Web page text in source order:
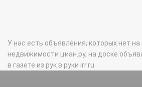
У нас есть объявления, которых нет на
недвижимости циан.ру, на доске
в газете из рук в руки irr.ru